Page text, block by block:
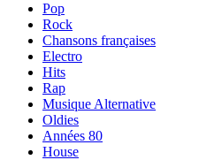
Pop
Rock
Chansons françaises
Electro
Hits
Rap
Musique Alternative
Oldies
Années 80
House